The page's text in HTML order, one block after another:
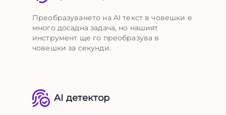
Преобразуването на AI текст в човешки е
много досадна задача, но нашият
инструмент ще го преобразува в
човешки за секунди.
AI детектор